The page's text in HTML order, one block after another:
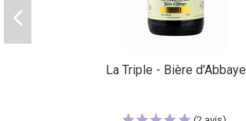
La Triple - Bière d'Abbaye